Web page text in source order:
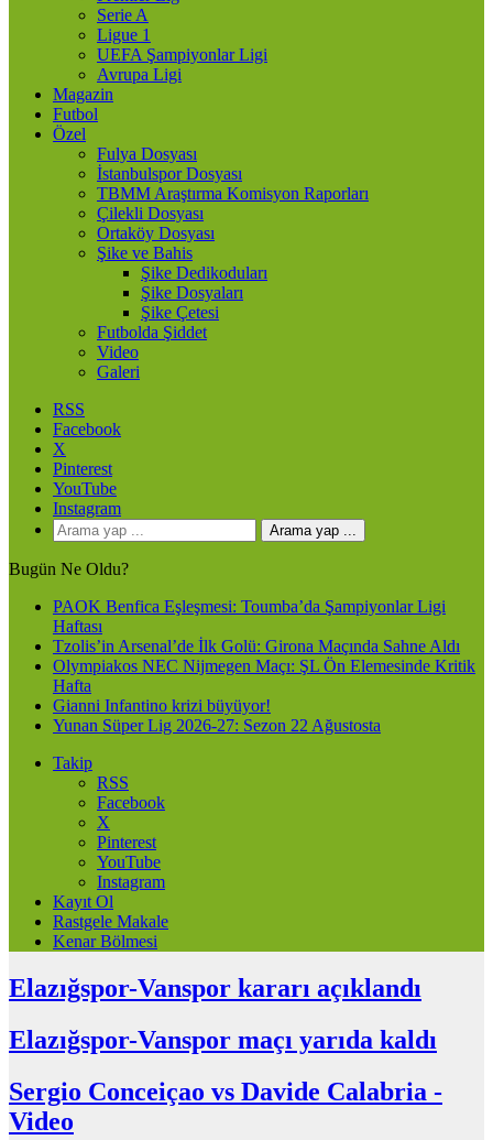
Serie A
Ligue 1
UEFA Şampiyonlar Ligi
Avrupa Ligi
Magazin
Futbol
Özel
Fulya Dosyası
İstanbulspor Dosyası
TBMM Araştırma Komisyon Raporları
Çilekli Dosyası
Ortaköy Dosyası
Şike ve Bahis
Şike Dedikoduları
Şike Dosyaları
Şike Çetesi
Futbolda Şiddet
Video
Galeri
RSS
Facebook
X
Pinterest
YouTube
Instagram
Arama yap ...
Bugün Ne Oldu?
PAOK Benfica Eşleşmesi: Toumba’da Şampiyonlar Ligi
Haftası
Tzolis’in Arsenal’de İlk Golü: Girona Maçında Sahne Aldı
Olympiakos NEC Nijmegen Maçı: ŞL Ön Elemesinde Kritik
Hafta
Gianni Infantino krizi büyüyor!
Yunan Süper Lig 2026-27: Sezon 22 Ağustosta
Takip
RSS
Facebook
X
Pinterest
YouTube
Instagram
Kayıt Ol
Rastgele Makale
Kenar Bölmesi
Elazığspor-Vanspor kararı açıklandı
Elazığspor-Vanspor maçı yarıda kaldı
Sergio Conceiçao vs Davide Calabria -
Video